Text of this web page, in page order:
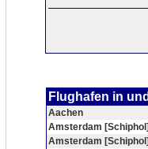
Flughafen in
Aachen
Amsterdam [Schiphol]
Amsterdam [Schiphol]